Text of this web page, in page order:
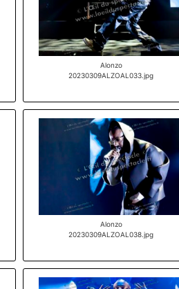
Alonzo
20230309ALZOAL033.jpg
Alonzo
20230309ALZOAL038.jpg